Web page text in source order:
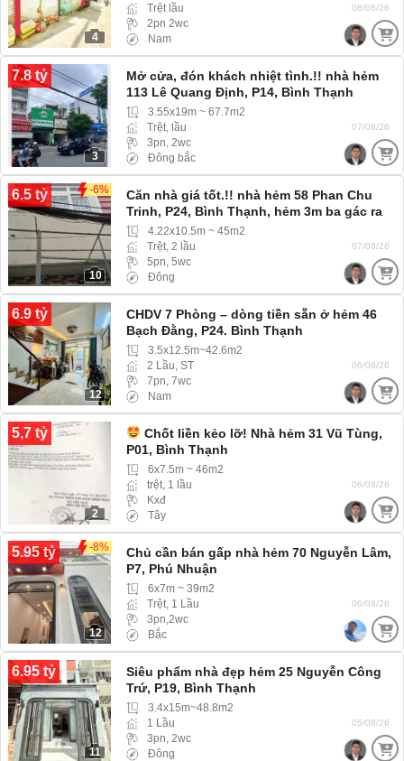
4
Trệt lầu
2pn 2wc
Nam
08/08/26
7.8 tỷ
3
Mở cửa, đón khách nhiệt tình.!! nhà hẻm
113 Lê Quang Định, P14, Bình Thạnh
(Phường Bình Thạnh) hẻm ba gác
3.55x19m ~ 67.7m2
Trệt, lầu
3pn, 2wc
Đông bắc
07/08/26
6.5 tỷ -6%
10
Căn nhà giá tốt.!! nhà hẻm 58 Phan Chu
Trinh, P24, Bình Thạnh, hẻm 3m ba gác ra
vào thoải mái
4.22x10.5m ~ 45m2
Trệt, 2 lầu
5pn, 5wc
Đông
07/08/26
6.9 tỷ
12
CHDV 7 Phòng – dòng tiền sẵn ở hẻm 46
Bạch Đằng, P24. Bình Thạnh
3.5x12.5m~42.6m2
2 Lầu, ST
7pn, 7wc
Nam
06/08/26
5,7 tỷ
2
Chốt liền kẻo lỡ! Nhà hẻm 31 Vũ Tùng,
P01, Bình Thạnh
6x7.5m ~ 46m2
trệt, 1 lầu
Kxđ
Tây
06/08/26
5.95 tỷ -8%
12
Chủ cần bán gấp nhà hẻm 70 Nguyễn Lâm,
P7, Phú Nhuận
6x7m ~ 39m2
Trệt, 1 Lầu
3pn,2wc
Bắc
06/08/26
6.95 tỷ
11
Siêu phẩm nhà đẹp hẻm 25 Nguyễn Công
Trứ, P19, Bình Thạnh
3.4x15m~48.8m2
1 Lầu
3pn, 2wc
Đông
05/08/26